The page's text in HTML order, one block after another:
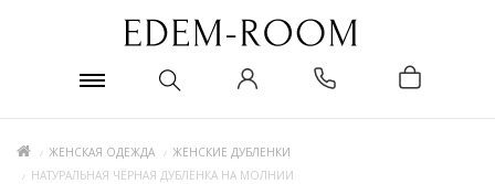
ЖЕНСКАЯ ОДЕЖДА
ЖЕНСКИЕ ДУБЛЕНКИ
НАТУРАЛЬНАЯ ЧЁРНАЯ ДУБЛЁНКА НА МОЛНИИ